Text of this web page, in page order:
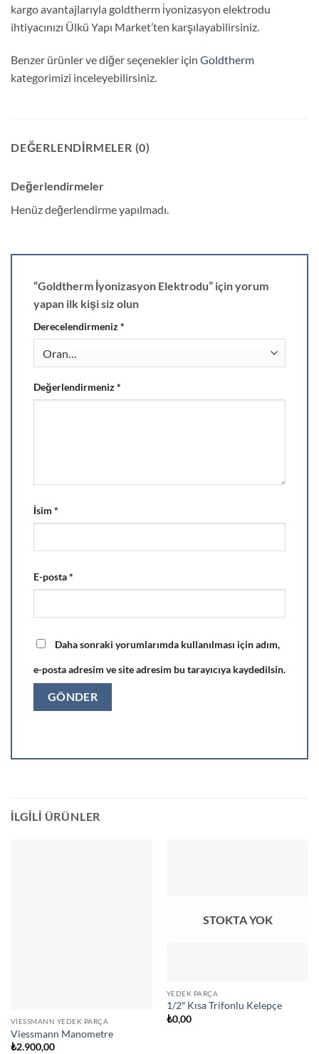
kargo avantajlarıyla goldtherm i̇yonizasyon elektrodu
ihtiyacınızı Ülkü Yapı Market’ten karşılayabilirsiniz.
Benzer ürünler ve diğer seçenekler için Goldtherm
kategorimizi inceleyebilirsiniz.
DEĞERLENDIRMELER (0)
Değerlendirmeler
Henüz değerlendirme yapılmadı.
“Goldtherm İyonizasyon Elektrodu” için yorum
yapan ilk kişi siz olun
Derecelendirmeniz*
Değerlendirmeniz*
İsim *
E-posta*
Daha sonraki yorumlarımda kullanılması için adım,
e-posta adresim ve site adresim bu tarayıcıya kaydedilsin.
İLGILI ÜRÜNLER
VIESSMANN YEDEK PARÇA
Viessmann Manometre
₺2.900,00
STOKTA YOK
YEDEK PARÇA
1/2″ Kısa Trifonlu Kelepçe
₺0,00